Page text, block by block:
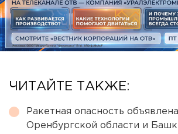
ЧИТАЙТЕ ТАКЖЕ:
Ракетная опасность
Оренбургской области и